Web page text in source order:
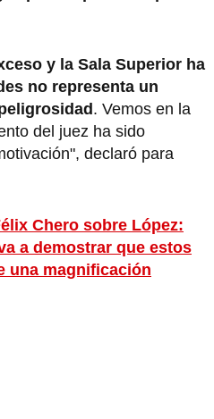
y la Sala Superior ha
no representa un
. Vemos en la
del juez ha sido
declaró para
Chero sobre López:
a demostrar que estos
una magnificación